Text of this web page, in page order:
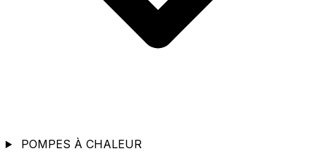
POMPES À CHALEUR